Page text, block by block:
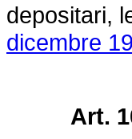
depositari,
dicembre
Art.